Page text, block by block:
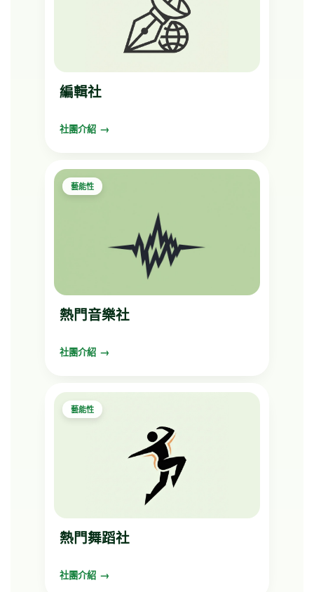
編輯社
社團介紹
藝能性
熱門音樂社
社團介紹
藝能性
熱門舞蹈社
社團介紹